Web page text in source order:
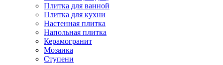
Плитка для ванной
Плитка для кухни
Настенная плитка
Напольная плитка
Керамогранит
Мозаика
Ступени